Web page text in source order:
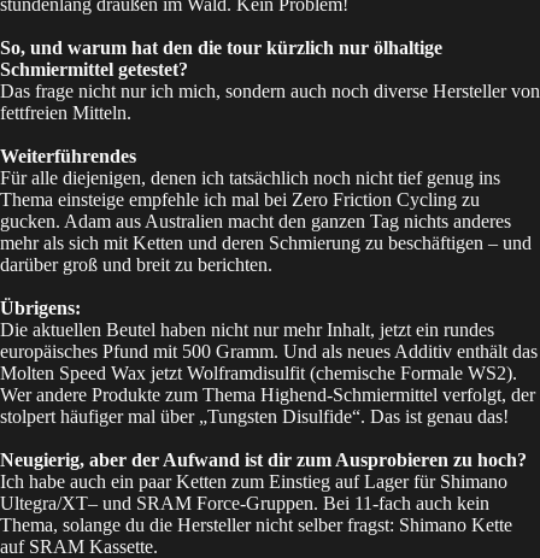
So, und warum hat den die tour kürzlich nur ölhaltige
Schmiermittel getestet?
Das frage nicht nur ich mich, sondern auch noch diverse Hersteller von
fettfreien Mitteln.
Weiterführendes
Für alle diejenigen, denen ich tatsächlich noch nicht tief genug ins
Thema einsteige empfehle ich mal bei Zero Friction Cycling zu
gucken. Adam aus Australien macht den ganzen Tag nichts anderes
mehr als sich mit Ketten und deren Schmierung zu beschäftigen – und
darüber groß und breit zu berichten.
Übrigens:
Die aktuellen Beutel haben nicht nur mehr Inhalt, jetzt ein rundes
europäisches Pfund mit 500 Gramm. Und als neues Additiv enthält das
Molten Speed Wax jetzt Wolframdisulfit (chemische Formale WS2).
Wer andere Produkte zum Thema Highend-Schmiermittel verfolgt, der
stolpert häufiger mal über „Tungsten Disulfide“. Das ist genau das!
Neugierig, aber der Aufwand ist dir zum Ausprobieren zu hoch?
Ich habe auch ein paar Ketten zum Einstieg auf Lager für Shimano
Ultegra/XT– und SRAM Force-Gruppen. Bei 11-fach auch kein
Thema, solange du die Hersteller nicht selber fragst: Shimano Kette
auf SRAM Kassette.